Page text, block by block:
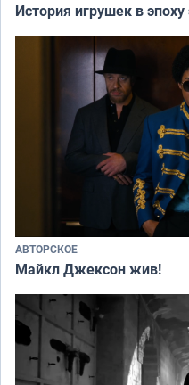
История игрушек в
АВТОРСКОЕ
Майкл Джексон жив!